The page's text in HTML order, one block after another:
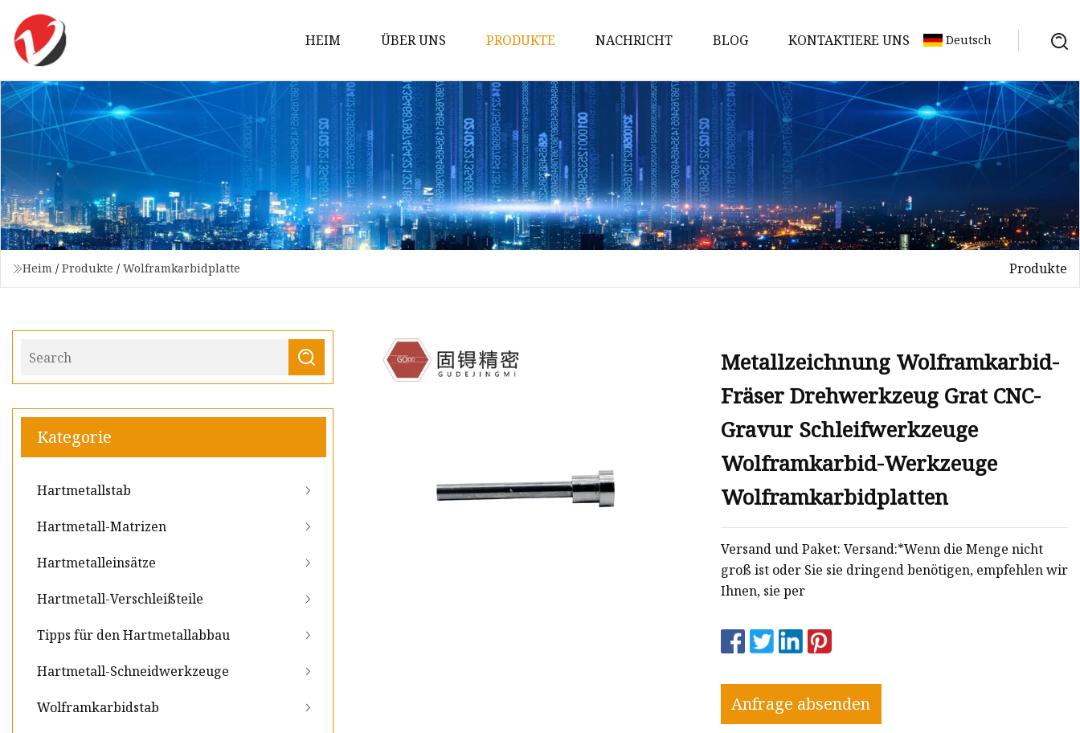
HEIM ÜBER UNS PRODUKTE
Hartmetallstab
Hartmetall-Matrizen
Hartmetalleinsätze
Hartmetall-Verschleißteile
Tipps für den Hartmetallabbau
Hartmetall-Schneidwerkzeuge
Wolframcarbid-Rollen
NACHRICHT BLOG KONTAKTIERE UNS Deutsch
Heim / Produkte / Wolframkarbidplatte Produkte
Kategorie
Hartmetallstab
Hartmetall-Matrizen
Hartmetalleinsätze
Hartmetall-Verschleißteile
Tipps für den Hartmetallabbau
Hartmetall-Schneidwerkzeuge
Wolframkarbidstab
Metallzeichnung Wolframkarbid-
Fräser Drehwerkzeug Grat CNC-
Gravur Schleifwerkzeuge
Wolframkarbid-Werkzeuge
Wolframkarbidplatten
Versand und Paket: Versand:*Wenn die Menge nicht
groß ist oder Sie sie dringend benötigen, empfehlen wir
Ihnen, sie per
Anfrage absenden